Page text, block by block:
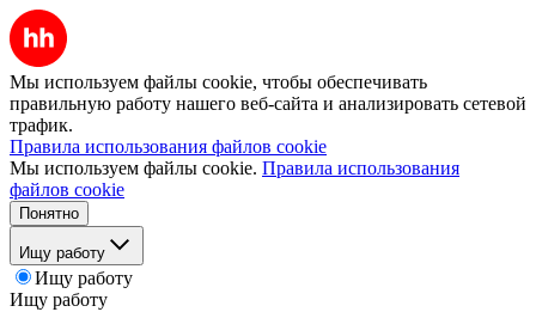
Мы используем файлы cookie, чтобы обеспечивать
правильную работу нашего веб-сайта и анализировать сетевой
трафик.
Правила использования файлов cookie
Мы используем файлы cookie. Правила использования
файлов cookie
Понятно
Ищу работу
Ищу работу
Ищу работу